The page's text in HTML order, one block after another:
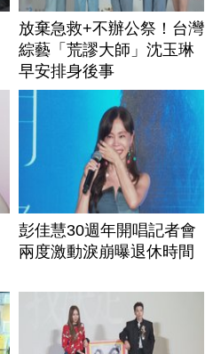
放棄急救+不辦公祭！台灣
綜藝「荒謬大師」沈玉琳
早安排身後事
彭佳慧30週年開唱記者會
兩度激動淚崩曝退休時間